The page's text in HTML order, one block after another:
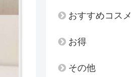
おすすめコスメ
お得
その他